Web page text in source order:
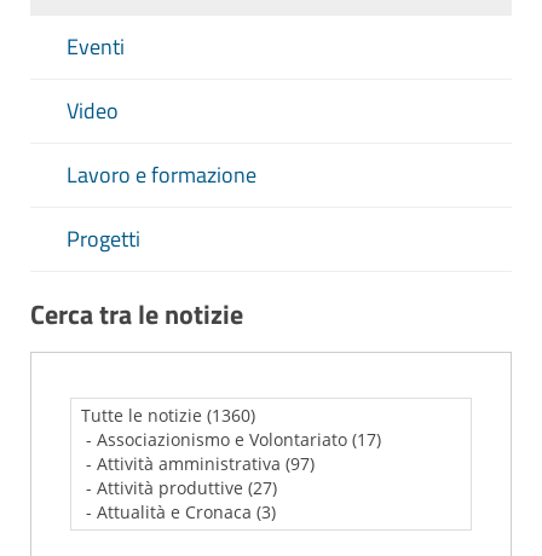
Eventi
Video
Lavoro e formazione
Progetti
Cerca tra le notizie